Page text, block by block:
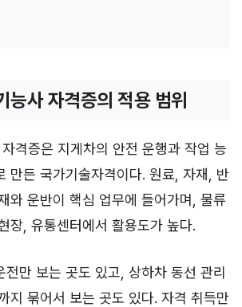
능사 자격증의 적용 범위
격증은 지게차의 안전 운행과 작업 능
만든 국가기술자격이다. 원료, 자재, 반
와 운반이 핵심 업무에 들어가며, 물류
장, 유통센터에서 활용도가 높다.
전만 보는 곳도 있고, 상하차 동선 관리
지 묶어서 보는 곳도 있다. 자격 취득만